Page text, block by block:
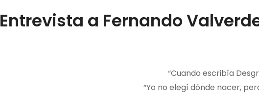
Entrevista a Fernando
“Cuando escribía
“Yo no elegí dónde nacer,